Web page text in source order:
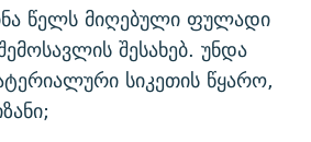
წელს მიღებული ფულადი
შესახებ. უნდა
სიკეთის წყარო,